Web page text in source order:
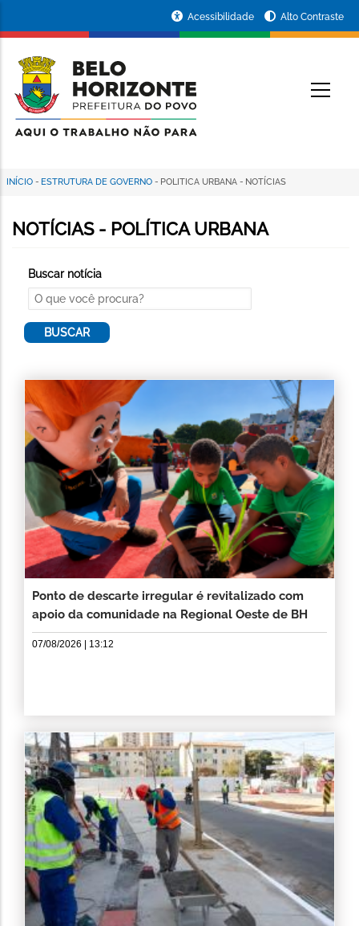
conteúdo
principal
da
Prefeitura
de
Horizonte
Acessibilidade Alto Contraste
Trilha
de
INÍCIO - ESTRUTURA DE GOVERNO - POLITICA URBANA - NOTÍCIAS
Buscar notícia
NOTÍCIAS - POLÍTICA URBANA
Ponto de descarte irregular é revitalizado com
apoio da comunidade na Regional Oeste de BH
07/08/2026 | 13:12